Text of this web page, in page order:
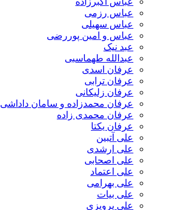
عباس رزمی
عباس سهیلی
عباس و امین پوررضی
عبد نیک
عبدالله طهماسبی‎
عرفان اسدی
عرفان ترابی
عرفان زلیکانی
عرفان محمدزاده و سامان داداشی
عرفان محمدی زاده
عرفان یکتا
علی آتبین
علی ارشدی
علی اصحابی
علی اعتماد
علی بهرامی
علی بیات
علی پرویزی